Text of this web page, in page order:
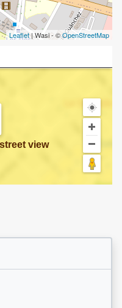
Leaflet| Wasi - ©OpenStreetMap
street view